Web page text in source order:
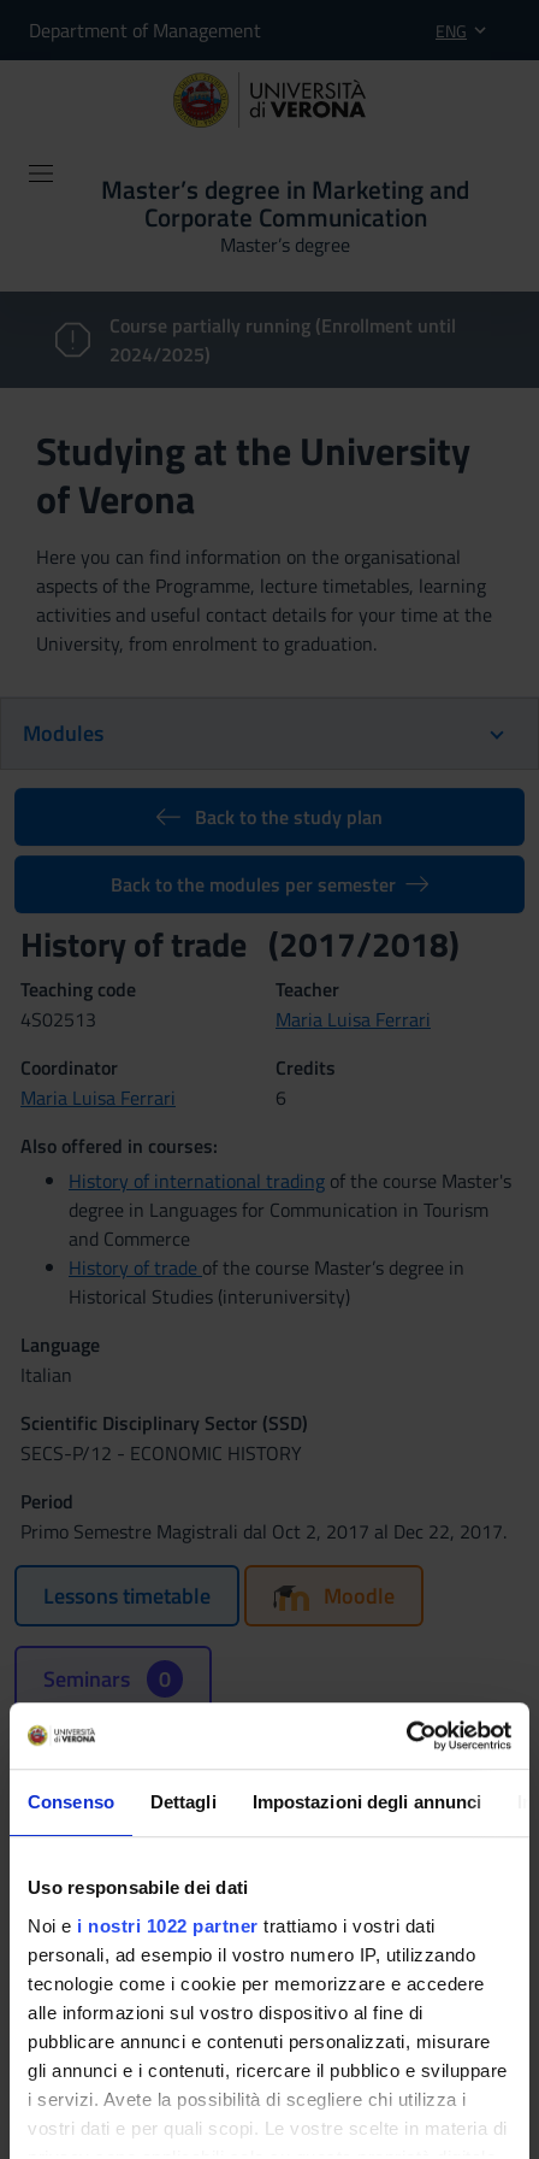
Consenso Dettagli Impostazioni degli annunci
Uso responsabile dei dati
Noi e i nostri 1022 partner trattiamo i vostri dati
personali, ad esempio il vostro numero IP, utilizzando
tecnologie come i cookie per memorizzare e accedere
alle informazioni sul vostro dispositivo al fine di
pubblicare annunci e contenuti personalizzati, misurare
gli annunci e i contenuti, ricercare il pubblico e sviluppare
i servizi. Avete la possibilità di scegliere chi utilizza i
vostri dati e per quali scopi. Le vostre scelte in materia di
Department of Management ENG
Master’s degree in Marketing and
Corporate Communication
Master’s degree
Course partially running (Enrollment until
2024/2025)
Studying at the University
of Verona
Here you can find information on the organisational
aspects of the Programme, lecture timetables, learning
activities and useful contact details for your time at the
University, from enrolment to graduation.
Modules
Back to the study plan
Back to the modules per semester
History of trade (2017/2018)
Teaching code
4S02513
Teacher
Maria Luisa Ferrari
Coordinator
Maria Luisa Ferrari
Credits
6
Also offered in courses:
History of international trading of the course Master's
degree in Languages for Communication in Tourism
and Commerce
History of trade of the course Master’s degree in
Historical Studies (interuniversity)
Language
Italian
Scientific Disciplinary Sector (SSD)
SECS-P/12 - ECONOMIC HISTORY
Period
Primo Semestre Magistrali dal Oct 2, 2017 al Dec 22, 2017.
Lessons timetable Moodle
Seminars 0
Learning outcomes
The course intends to provide the fundamental elements
required for an understanding of the international economic
Contemporary Age. After an outline of the historical
conditions and the motives underlying the expansion of
Europe, the course investigates forms of organisation of
production, trade and circulation of the characteristic goods
from the different areas (Europe, America ...) in the 15th-20th
centuries with particular emphasis on the problem of the
structure of interregional and intercontinental trade routes.
The course aims to provide students with the basic knowledge
in the field of Commerce History in order to acquaint
historical events of the current market economy model and